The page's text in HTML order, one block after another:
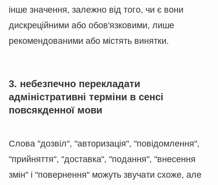
інше значення, залежно від того, чи є вони
дискреційними або обов'язковими, лише
рекомендованими або містять винятки.
3. небезпечно перекладати
адміністративні терміни в сенсі
повсякденної мови
Слова "дозвіл", "авторизація", "повідомлення",
"прийняття", "доставка", "подання", "внесення
змін" і "повернення" можуть звучати схоже, але